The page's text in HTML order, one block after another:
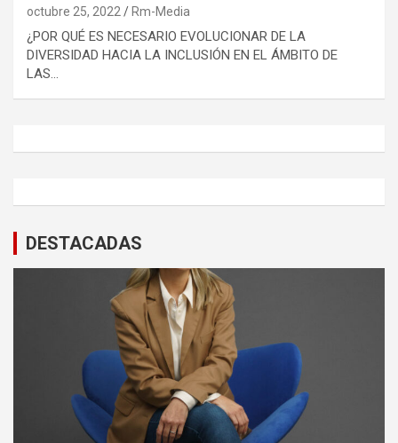
octubre 25, 2022 Rm-Media
¿POR QUÉ ES NECESARIO EVOLUCIONAR DE LA
DIVERSIDAD HACIA LA INCLUSIÓN EN EL ÁMBITO DE
LAS…
DESTACADAS